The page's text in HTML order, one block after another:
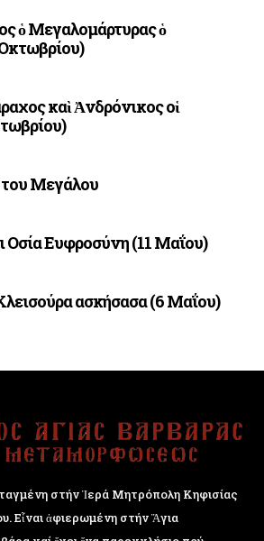
ὁ Μεγαλομάρτυρας ὁ
καὶ Ἀνδρόνικος οἱ
Μεγάλου
Οσία Ευφροσύνη (11 Μαΐου)
ασκήσασα (6 Μαΐου)
στήν Ἱερά Μητρόπολη Κηφισίας
Εἶναι ἀφιερωμένη στήν Ἅγια